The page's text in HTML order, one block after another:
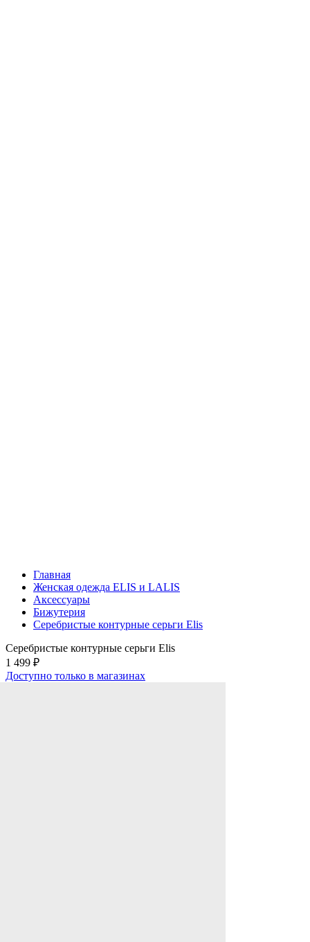
Главная
Женская одежда ELIS и LALIS
Аксессуары
Бижутерия
Серебристые контурные серьги Elis
Серебристые контурные серьги Elis
1 499 ₽
Доступно только в магазинах